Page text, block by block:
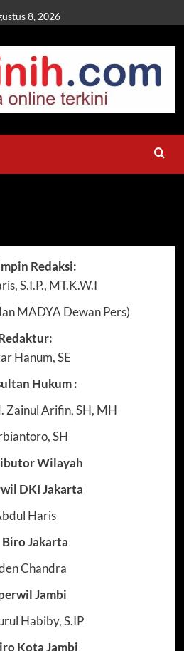
8, 2026
Redaksi:
S.I.P., MT.K.W.I
MADYA Dewan Pers)
Hanum, SE
Hukum :
Zainul Arifin, SH, MH
SH
Wilayah
DKI Jakarta
Haris
Biro Jakarta
Chandra
Jambi
Habiby, S.IP
Kota Jambi